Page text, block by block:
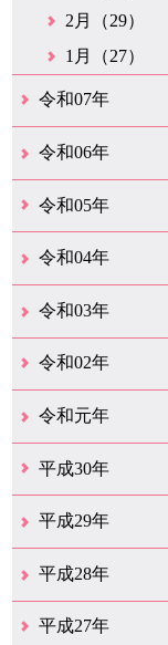
2月（29）
1月（27）
令和07年
12月（51）
11月（42）
10月（35）
9月（35）
8月（26）
7月（25）
6月（37）
5月（26）
4月（35）
3月（33）
2月（35）
1月（24）
令和06年
12月（45）
11月（37）
10月（31）
9月（29）
8月（35）
7月（29）
6月（33）
5月（31）
4月（46）
3月（52）
2月（21）
1月（72）
令和05年
12月（37）
11月（31）
10月（30）
9月（30）
8月（26）
7月（29）
6月（19）
5月（27）
4月（28）
3月（39）
2月（21）
1月（23）
令和04年
12月（41）
11月（21）
10月（32）
9月（33）
8月（31）
7月（25）
6月（29）
5月（16）
4月（48）
3月（42）
2月（23）
1月（31）
令和03年
12月（26）
11月（25）
10月（18）
9月（33）
8月（25）
7月（28）
6月（24）
5月（24）
4月（35）
3月（68）
2月（18）
1月（44）
令和02年
12月（39）
11月（18）
10月（25）
9月（20）
8月（31）
7月（28）
6月（41）
5月（36）
4月（49）
3月（68）
2月（38）
1月（12）
令和元年
12月（19）
11月（19）
10月（32）
9月（22）
8月（15）
7月（18）
6月（24）
5月（11）
4月（41）
3月（19）
2月（10）
1月（8）
平成30年
12月（15）
11月（11）
10月（17）
9月（14）
8月（11）
7月（41）
6月（12）
5月（13）
4月（21）
3月（35）
2月（12）
1月（11）
平成29年
12月（12）
11月（11）
10月（16）
9月（19）
8月（15）
7月（19）
6月（4）
5月（9）
4月（6）
3月（9）
2月（1）
1月（4）
平成28年
12月（6）
11月（7）
10月（10）
9月（11）
8月（5）
7月（10）
6月（9）
5月（8）
4月（20）
3月（31）
2月（11）
1月（6）
平成27年